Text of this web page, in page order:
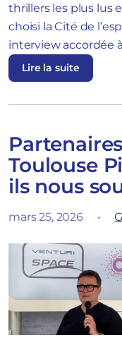
thrillers les plus lus
choisi la Cité de
interview accordée
Lire la suite
Toulouse
ils nous
mars 25, 2026 •